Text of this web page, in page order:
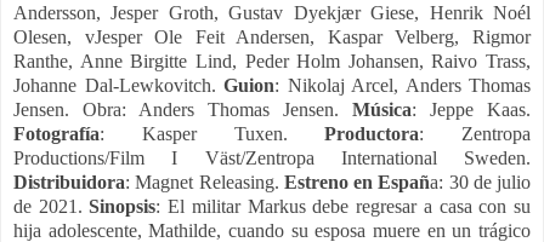
Andersson, Jesper Groth, Gustav Dyekjær Giese, Henrik Noél
Olesen, vJesper Ole Feit Andersen, Kaspar Velberg, Rigmor
Ranthe, Anne Birgitte Lind, Peder Holm Johansen, Raivo Trass,
Johanne Dal-Lewkovitch. Guion: Nikolaj Arcel, Anders Thomas
Jensen. Obra: Anders Thomas Jensen. Música: Jeppe Kaas.
Fotografía: Kasper Tuxen.Productora: Zentropa
Productions/Film I Väst/Zentropa International Sweden.
Distribuidora: Magnet Releasing. Estreno en España: 30 de julio
de 2021.Sinopsis:El militar Markus debe regresar a casa con su
hija adolescente, Mathilde, cuando su esposa muere en un trágico